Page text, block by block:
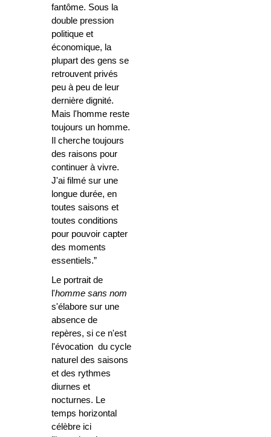
fantôme. Sous la
double pression
politique et
économique, la
plupart des gens se
retrouvent privés
peu à peu de leur
dernière dignité.
Mais l'homme reste
toujours un homme.
Il cherche toujours
des raisons pour
continuer à vivre.
J'ai filmé sur une
longue durée, en
toutes saisons et
toutes conditions
pour pouvoir capter
des moments
essentiels.”
Le portrait de
l'homme sans nom
s'élabore sur une
absence de
repères, si ce n'est
l'évocation du cycle
naturel des saisons
et des rythmes
diurnes et
nocturnes. Le
temps horizontal
célèbre ici